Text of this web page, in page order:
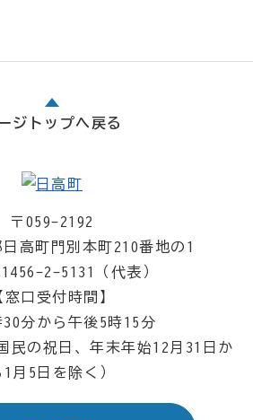
ジトップへ戻る
〒059-2192
高町門別本町210番地の1
2-5131（代表）
窓口受付時間】
分から午後5時15分
民の祝日、年末年始12月31日か
1月5日を除く）